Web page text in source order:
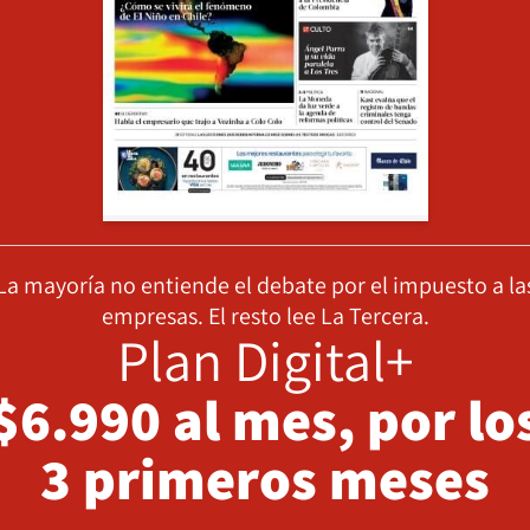
mayoría no entiende el debate por el impuesto a
empresas. El resto lee La Tercera.
Plan Digital+
al mes, por
3 primeros meses